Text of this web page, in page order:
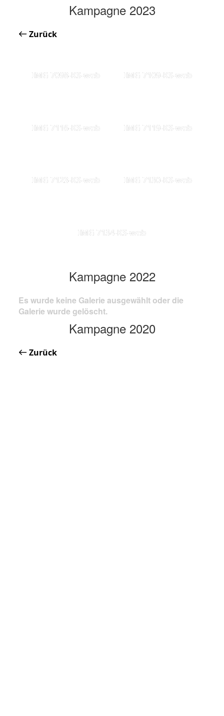
Kampagne 2023
Zurück
IMG 7098-KS-web IMG 7109-KS-web
IMG 7116-KS-web IMG 7119-KS-web
IMG 7123-KS-web IMG 7130-KS-web
IMG 7134-KS-web
Kampagne 2022
Es wurde keine Galerie ausgewählt oder die
Galerie wurde gelöscht.
Kampagne 2020
Zurück